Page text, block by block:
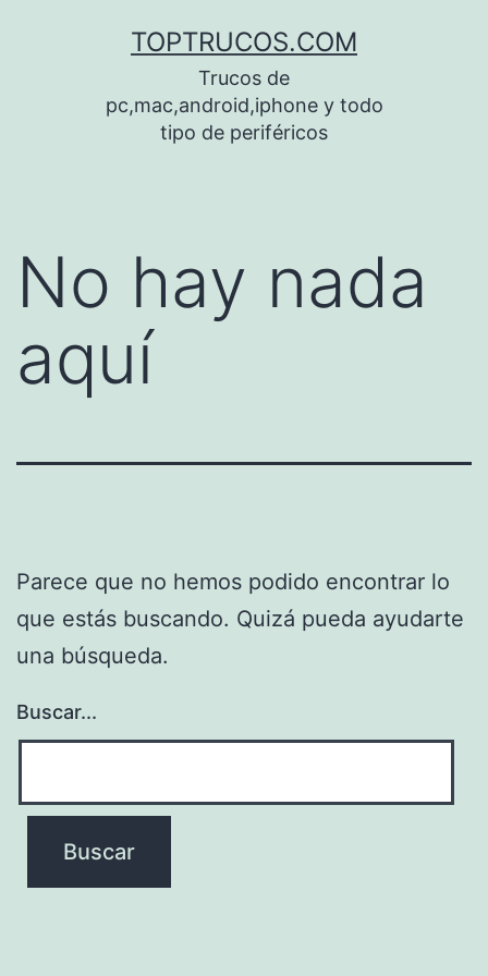
TOPTRUCOS.COM
Trucos de
pc,mac,android,iphone y todo
tipo de periféricos
No hay nada
aquí
Parece que no hemos podido encontrar lo
que estás buscando. Quizá pueda ayudarte
una búsqueda.
Buscar...